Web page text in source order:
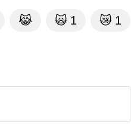
😹 🙀 1 😿 1